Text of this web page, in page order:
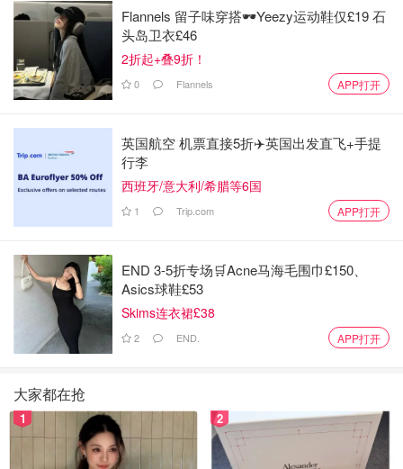
图片来源于Volcano Teide，版权属于原作者
4. Arenas Negras
Arenas Negras是一条徒步小径，始于 El Portillo 游客中
心，攀登金雀花之间的 Montaña del Cerrillar 山，到达一定
高度后，可以欣赏到国家公园和 Llano de Maja 低地的美丽
全景。从这里也很有可能看到在岛北部形成的著名云海。
图片来源于Volcano Teide，版权属于原作者
Flannels 留子味穿搭🕶️Yeezy运动鞋仅£19 石
头岛卫衣£46
2折起+叠9折！
0 Flannels APP打开
英国航空 机票直接5折✈️英国出发直飞+手提
行李
西班牙/意大利/希腊等6国
1 Trip.com APP打开
END 3-5折专场🛒Acne马海毛围巾£150、
Asics球鞋£53
Skims连衣裙£38
2 END. APP打开
大家都在抢
1 2